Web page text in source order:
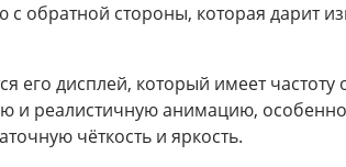
обратной стороны, которая дарит
его дисплей, который имеет
и реалистичную анимацию,
чёткость и яркость.